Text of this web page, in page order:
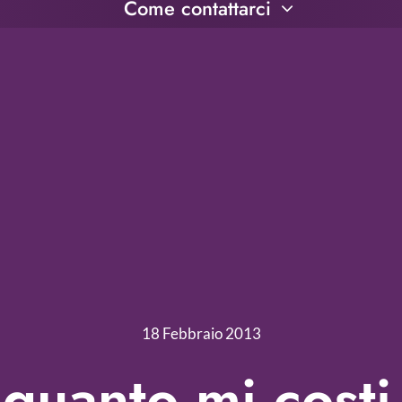
Come contattarci
18 Febbraio 2013